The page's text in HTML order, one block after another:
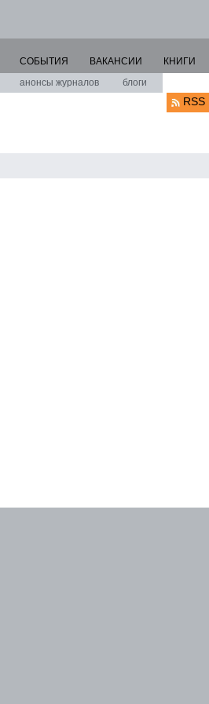
анонсы журналов блоги
СОБЫТИЯ ВАКАНСИИ КНИГИ
RSS